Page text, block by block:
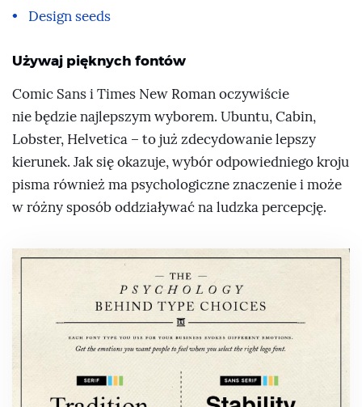
Design seeds
Używaj pięknych fontów
Comic Sans i Times New Roman oczywiście
nie będzie najlepszym wyborem. Ubuntu, Cabin,
Lobster, Helvetica – to już zdecydowanie lepszy
kierunek. Jak się okazuje, wybór odpowiedniego kroju
pisma również ma psychologiczne znaczenie i może
w różny sposób oddziaływać na ludzka percepcję.